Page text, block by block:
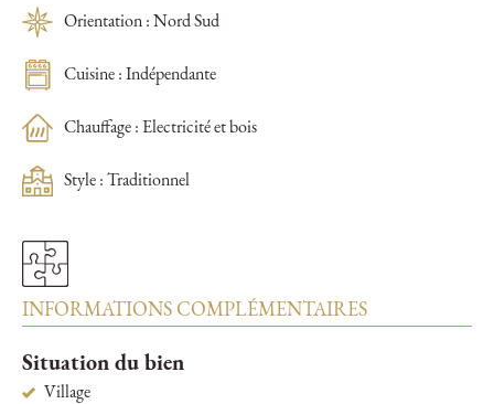
Orientation : Nord Sud
Cuisine : Indépendante
Chauffage : Electricité et bois
Style : Traditionnel
INFORMATIONS COMPLÉMENTAIRES
Situation du bien
Village